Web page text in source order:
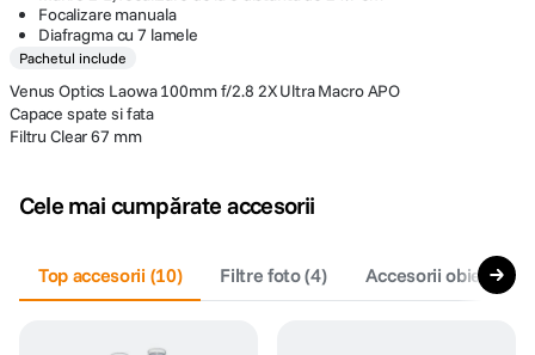
Focalizare manuala
Diafragma cu 7 lamele
Pachetul include
Venus Optics Laowa 100mm f/2.8 2X Ultra Macro APO
Capace spate si fata
Filtru Clear 67 mm
Cele mai cumpărate accesorii
Top accesorii (10) Filtre foto(4) Accesorii obiective